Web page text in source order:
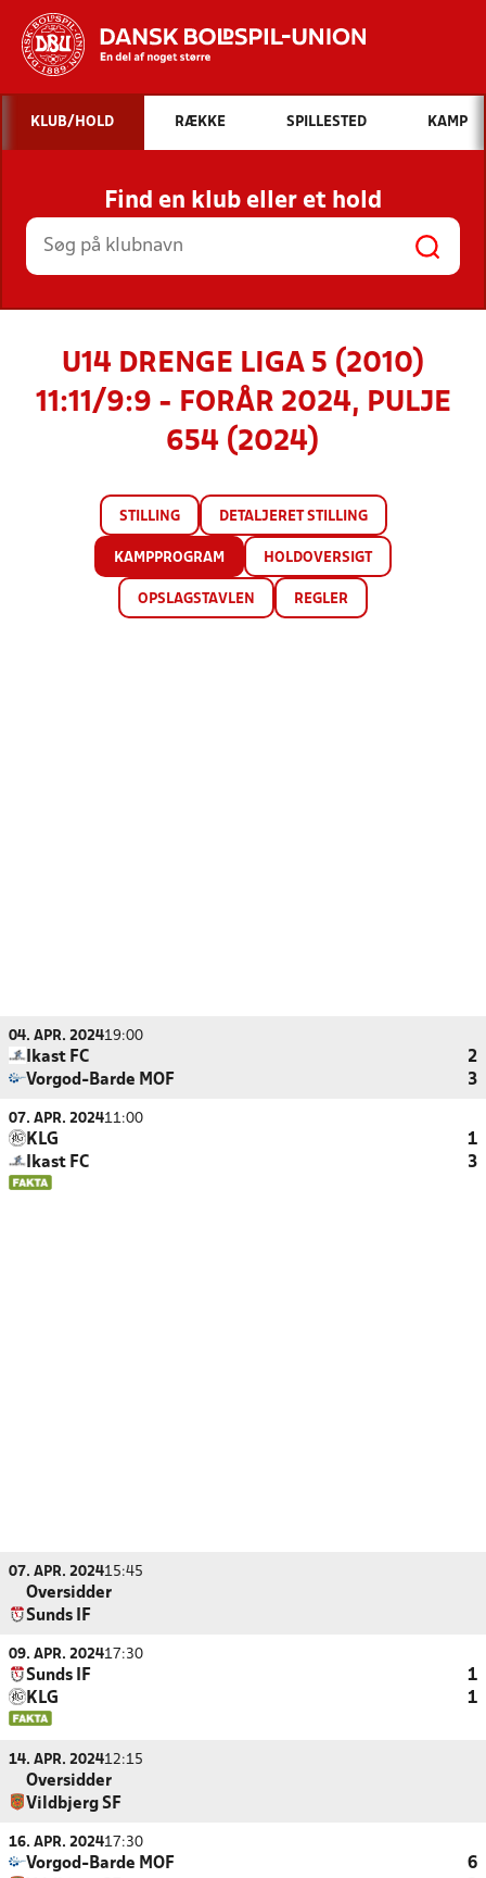
Hvad vil du søge efter?
INDHOLD OG NYHEDER
STILLINGER, RESULTATER, KLUBBER OG
HOLD
KLUB/HOLD RÆKKE SPILLESTED KAMP
Find en klub eller et hold
U14 DRENGE LIGA 5 (2010)
11:11/9:9 - FORÅR 2024, PULJE
654 (2024)
STILLING DETALJERET STILLING
KAMPPROGRAM HOLDOVERSIGT
OPSLAGSTAVLEN REGLER
04. APR. 202419:00
Ikast FC
2
Vorgod-Barde MOF
3
07. APR. 202411:00
KLG
1
Ikast FC
3
07. APR. 202415:45
Oversidder
Sunds IF
09. APR. 202417:30
Sunds IF
1
KLG
1
14. APR. 202412:15
Oversidder
Vildbjerg SF
16. APR. 202417:30
Vorgod-Barde MOF
6